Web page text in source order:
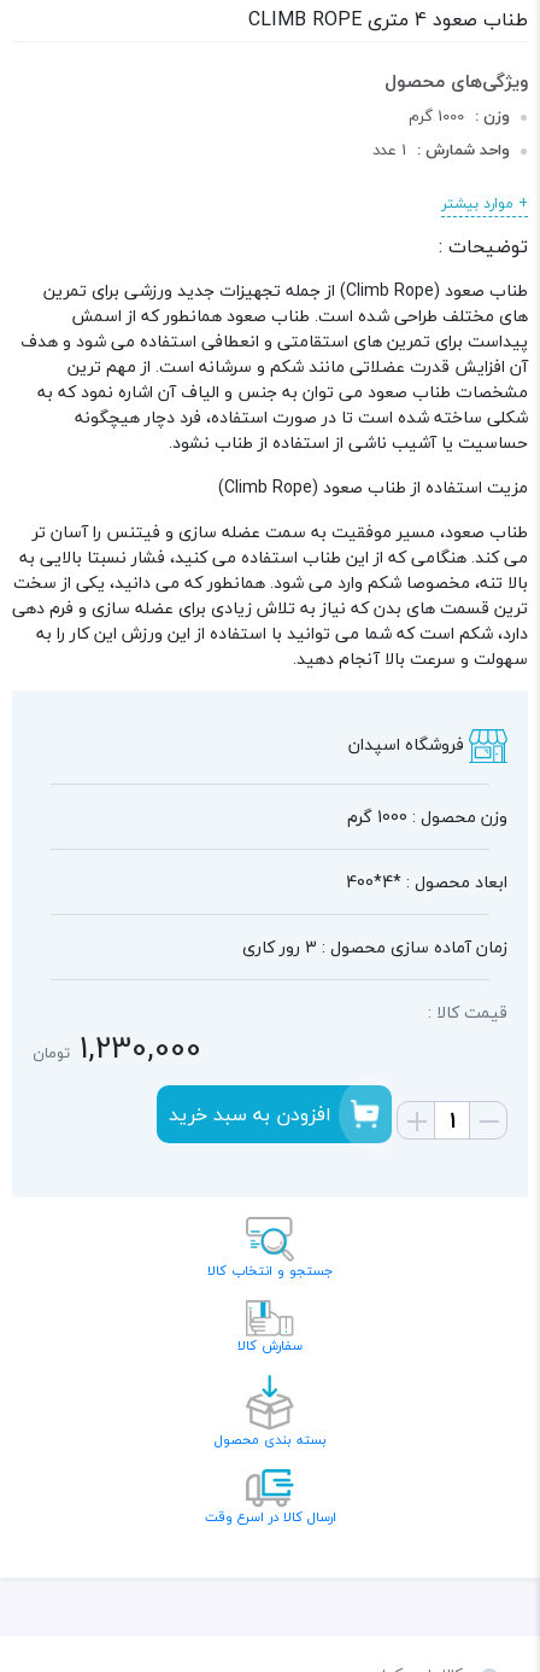
طناب صعود 4 متری CLIMB ROPE
وزن : 1000 گرم
واحد شمارش : 1 عدد
عرض : 4 سانتی متر
دسته : محصولات کراس فیت
+ موارد بیشتر
توضیحات :
طناب صعود (Climb Rope) از جمله تجهیزات جدید ورزشی برای تمرین
های مختلف طراحی شده است. طناب صعود همانطور که از اسمش
پیداست برای تمرین های استقامتی و انعطافی استفاده می شود و هدف
آن افزایش قدرت عضلاتی مانند شکم و سرشانه است. از مهم ترین
مشخصات طناب صعود می توان به جنس و الیاف آن اشاره نمود که به
شکلی ساخته شده است تا در صورت استفاده، فرد دچار هیچگونه
حساسیت یا آشیب ناشی از استفاده از طناب نشود.
مزیت استفاده از طناب صعود (Climb Rope)
طناب صعود، مسیر موفقیت به سمت عضله سازی و فیتنس را آسان تر
می کند. هنگامی که از این طناب استفاده می کنید، فشار نسبتا بالایی به
بالا تنه، مخصوصا شکم وارد می شود. همانطور که می دانید، یکی از سخت
ترین قسمت های بدن که نیاز به تلاش زیادی برای عضله سازی و فرم دهی
دارد، شکم است که شما می توانید با استفاده از این ورزش این کار را به
سهولت و سرعت بالا آنجام دهید.
فروشگاه اسپدان
وزن محصول : 1000 گرم
ابعاد محصول : *4*400
زمان آماده سازی محصول : 3 رور کاری
قیمت کالا :
1,230,000 تومان
افزودن به سبد خرید
جستجو و انتخاب کالا
سفارش کالا
بسته بندی محصول
ارسال کالا در اسرع وقت